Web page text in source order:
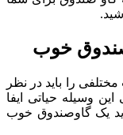
خوب
را باید در نظر
وسیله حیاتی ایفا
یک گاوصندوق خوب